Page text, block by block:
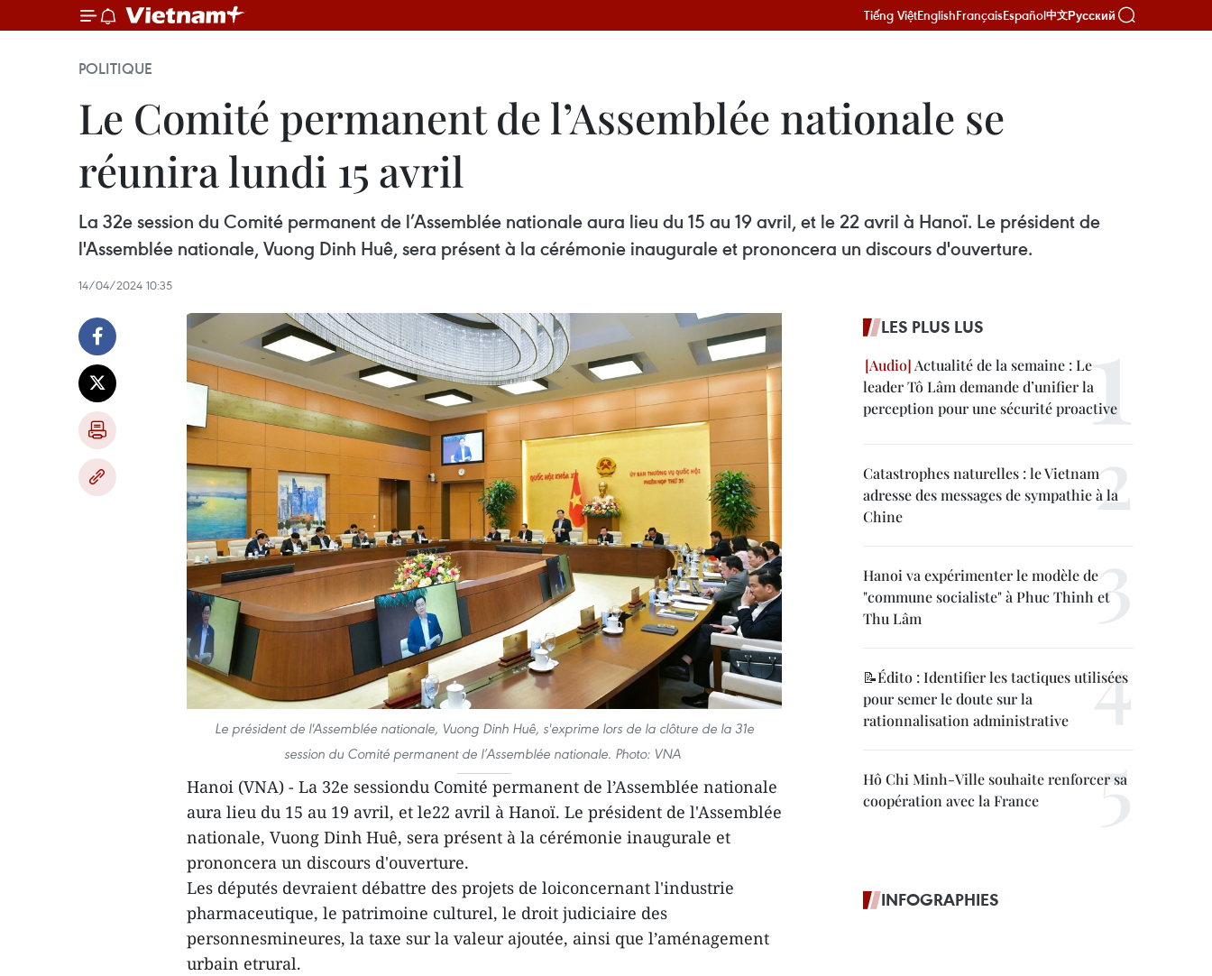
Tiếng ViệtEnglishFrançaisEspañol中文Русский
POLITIQUE
Le Comité permanent de l’Assemblée nationale se
réunira lundi 15 avril
La 32e session du Comité permanent de l’Assemblée nationale aura lieu du 15 au 19 avril, et le 22 avril à Hanoï. Le président de
l'Assemblée nationale, Vuong Dinh Huê, sera présent à la cérémonie inaugurale et prononcera un discours d'ouverture.
14/04/2024 10:35
Le président de l'Assemblée nationale, Vuong Dinh Huê, s'exprime lors de la clôture de la 31e
session du Comité permanent de l’Assemblée nationale. Photo: VNA
Hanoi (VNA) - La 32e sessiondu Comité permanent de l’Assemblée nationale
aura lieu du 15 au 19 avril, et le22 avril à Hanoï. Le président de l'Assemblée
nationale, Vuong Dinh Huê, sera présent à la cérémonie inaugurale et
prononcera un discours d'ouverture.
Les députés devraient débattre des projets de loiconcernant l'industrie
pharmaceutique, le patrimoine culturel, le droit judiciaire des
personnesmineures, la taxe sur la valeur ajoutée, ainsi que l’aménagement
urbain etrural.
LES PLUS LUS
Actualité de la semaine : Le
leader Tô Lâm demande d’unifier la
perception pour une sécurité proactive
Catastrophes naturelles : le Vietnam
adresse des messages de sympathie à la
Chine
Hanoi va expérimenter le modèle de
"commune socialiste" à Phuc Thinh et
Thu Lâm
📝Édito : Identifier les tactiques utilisées
pour semer le doute sur la
rationnalisation administrative
Hô Chi Minh-Ville souhaite renforcer sa
coopération avec la France
INFOGRAPHIES